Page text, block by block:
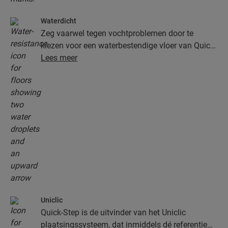
Waterdicht
Zeg vaarwel tegen vochtproblemen door te
kiezen voor een waterbestendige vloer van Quick-
Step. Deze vloeren zien er niet alleen uitzonderlijk
gemakkelijker dan ooit verloopt!
Lees meer
Uniclic
Quick-Step is de uitvinder van het Uniclic
plaatsingssysteem, dat inmiddels dé referentie